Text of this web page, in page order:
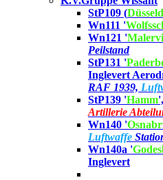
StP109 (
Wn111 '
Wn121 '
Peilstand
StP131 '
Inglevert
RAF 1939,
StP139 'Hamm
Artillerie
Wn140 '
Luftwaffe
Wn140a '
Inglevert